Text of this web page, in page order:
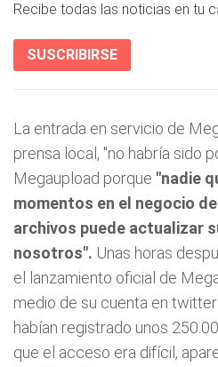
Recibe todas las noticias en tu
SUSCRIBIRSE
La entrada en servicio de
prensa local, "no habría sido
Megaupload porque "nadie
momentos en el negocio
archivos puede actualizar
nosotros". Unas horas
el lanzamiento oficial de
medio de su cuenta en
habían registrado unos
que el acceso era difícil,